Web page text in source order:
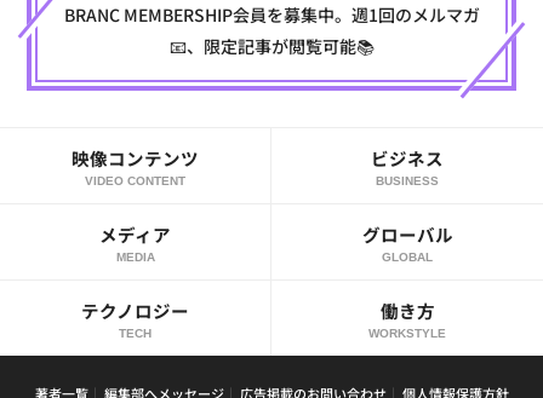
BRANC MEMBERSHIP会員を募集中。週1回のメルマガ
📧、限定記事が閲覧可能📚
映像コンテンツ
VIDEO CONTENT
ビジネス
BUSINESS
メディア
MEDIA
グローバル
GLOBAL
テクノロジー
TECH
働き方
WORKSTYLE
著者一覧 編集部へメッセージ 広告掲載のお問い合わせ 個人情報保護方針